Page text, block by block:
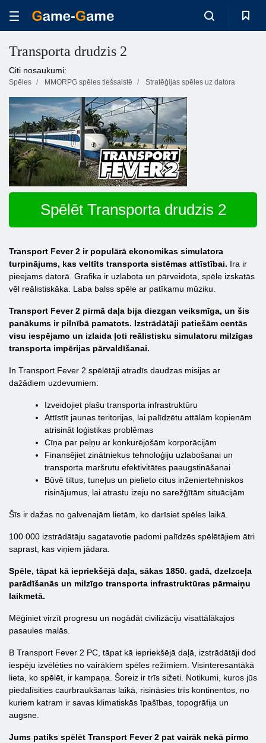
Transporta drudzis 2
Citi nosaukumi:
Spēles MMORPG spēles tiešsaistē Stratēģijas spēles uz datora
Spēlēt Transporta drudzis 2
Transport Fever 2 ir populārā ekonomikas simulatora
turpinājums, kas veltīts transporta sistēmas attīstībai. Ira ir
pieejams datorā. Grafika ir uzlabota un pārveidota, spēle izskatās
vēl reālistiskāka. Laba balss spēle ar patīkamu mūziku.
Transport Fever 2 pirmā daļa bija diezgan veiksmīga, un šis
panākums ir pilnībā pamatots. Izstrādātāji patiešām centās
visu iespējamo un izlaida ļoti reālistisku simulatoru milzīgas
transporta impērijas pārvaldīšanai.
In Transport Fever 2 spēlētāji atradīs daudzas misijas ar
dažādiem uzdevumiem:
Izveidojiet plašu transporta infrastruktūru
Attīstīt jaunas teritorijas, lai palīdzētu attālām kopienām
atrisināt loģistikas problēmas
Cīņa par peļņu ar konkurējošām korporācijām
Finansējiet zinātniekus tehnoloģiju uzlabošanai un
transporta maršrutu efektivitātes paaugstināšanai
Būvē tiltus, tuneļus un pielieto citus inženiertehniskos
risinājumus, lai atrastu izeju no sarežģītām situācijām
Šīs ir dažas no galvenajām lietām, ko darīsiet spēles laikā.
100 000 izstrādātāju sagatavotie padomi palīdzēs spēlētājiem ātri
saprast, kas viņiem jādara.
Spēle, tāpat kā iepriekšējā daļa, sākas 1850. gadā, dzelzceļa
parādīšanās un milzīgo transporta infrastruktūras pārmaiņu
laikmetā.
Mēģiniet virzīt progresu un nogādāt civilizāciju visattālākajos
pasaules malās.
В Transport Fever 2 PC, tāpat kā iepriekšējā daļā, izstrādātāji dod
iespēju izvēlēties no vairākiem spēles režīmiem. Visinteresantākā
lieta, ko spēlēt, ir kampaņa. Šoreiz ir trīs sižeti. Notikumi, kuros jūs
piedalīsities caurbraukšanas laikā, risināsies trīs kontinentos, no
kuriem katram ir savas klimatiskās īpašības, topogrāfija un
augsne.
Jums patiks spēlēt Transport Fever 2 pat vairāk nekā pirmo